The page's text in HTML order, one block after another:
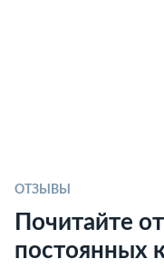
ОТЗЫВЫ
Почитайте
постоянных